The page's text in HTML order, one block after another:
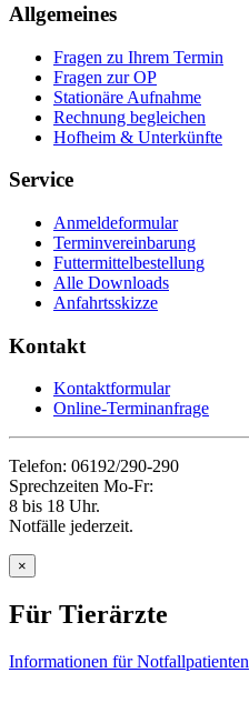
Allgemeines
Fragen zu Ihrem Termin
Fragen zur OP
Stationäre Aufnahme
Rechnung begleichen
Hofheim & Unterkünfte
Service
Anmeldeformular
Terminvereinbarung
Futtermittelbestellung
Alle Downloads
Anfahrtsskizze
Kontakt
Kontaktformular
Online-Terminanfrage
Telefon: 06192/290-290
Sprechzeiten Mo-Fr:
8 bis 18 Uhr.
Notfälle jederzeit.
×
Für Tierärzte
Informationen für Notfallpatienten